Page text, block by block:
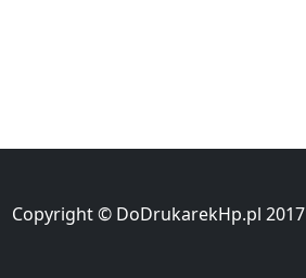
Copyright © DoDrukarekHp.pl 2017